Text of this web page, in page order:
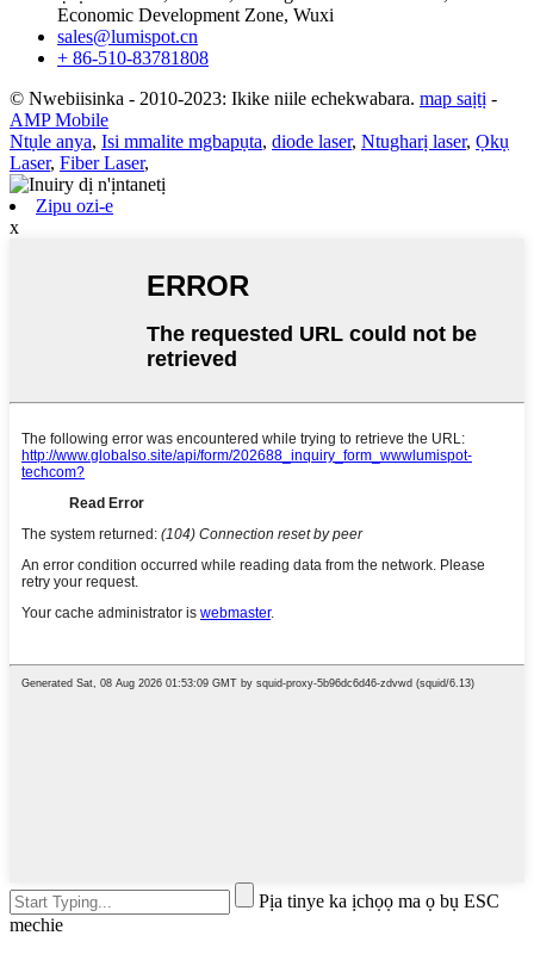
Economic Development Zone, Wuxi
sales@lumispot.cn
+ 86-510-83781808
© Nwebiisinka - 2010-2023: Ikike niile echekwabara. map saịtị -
AMP Mobile
Ntụle anya, Isi mmalite mgbapụta, diode laser, Ntugharị laser, Ọkụ
Laser, Fiber Laser,
Zipu ozi-e
x
Pịa tinye ka ịchọọ ma ọ bụ ESC
mechie